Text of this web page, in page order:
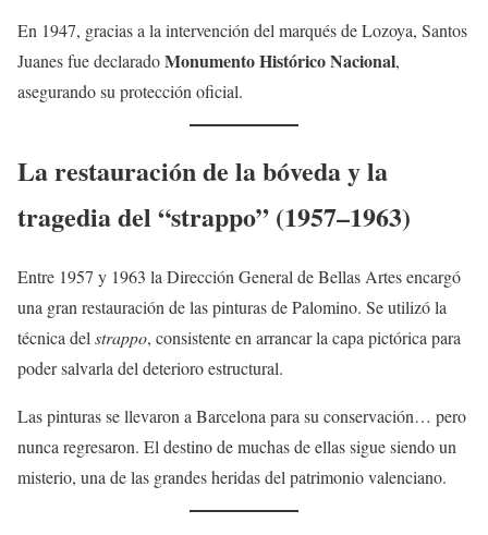
En 1947, gracias a la intervención del marqués de Lozoya, Santos
Juanes fue declaradoMonumento Histórico Nacional,
asegurando su protección oficial.
La restauración de la bóveda y la
tragedia del “strappo” (1957–1963)
Entre 1957 y 1963 la Dirección General de Bellas Artes encargó
una gran restauración de las pinturas de Palomino. Se utilizó la
técnica del strappo, consistente en arrancar la capa pictórica para
poder salvarla del deterioro estructural.
Las pinturas se llevaron a Barcelona para su conservación… pero
nunca regresaron. El destino de muchas de ellas sigue siendo un
misterio, una de las grandes heridas del patrimonio valenciano.